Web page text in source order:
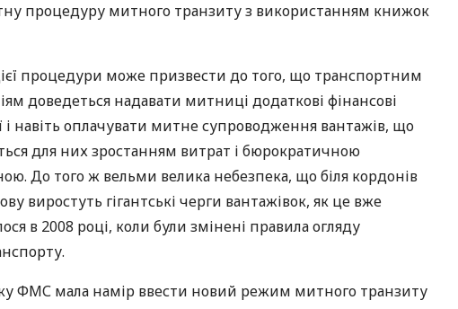
процедуру митного транзиту з використанням книжок
процедури може призвести до того, що транспортним
доведеться надавати митниці додаткові фінансові
і навіть оплачувати митне супроводження вантажів, що
для них зростанням витрат і бюрократичною
До того ж вельми велика небезпека, що біля кордонів
виростуть гігантські черги вантажівок, як це вже
в 2008 році, коли були змінені правила огляду
ФМС мала намір ввести новий режим митного транзиту